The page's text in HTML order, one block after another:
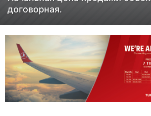
е
т
н
а
д
договорная.